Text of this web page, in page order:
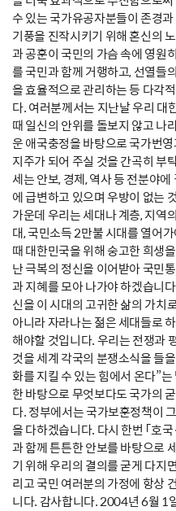
수 있는 국가유공자분들이 존경
기풍을 진작시키기 위해 혼신의
과 공훈이 국민의 가슴 속에 영원
를 국민과 함께 거행하고, 선열들
을 효율적으로 관리하는 등 다각
다. 여러분께서는 지난날 우리 대
때 일신의 안위를 돌보지 않고 나
운 애국충정을 바탕으로 국가번
지주가 되어 주실 것을 간곡히 부
세는 안보, 경제, 역사 등 전분야
에 급변하고 있으며 우방이 없는
가운데 우리는 세대나 계층, 지역
대, 국민소득 2만불 시대를 열어
때 대한민국을 위해 숭고한 희생
난 극복의 정신을 이어받아 국민
과 지혜를 모아 나가야 하겠습니
신을 이 시대의 고귀한 삶의 가치
아니라 자라나는 젊은 세대들로
해야할 것입니다. 우리는 전쟁과
것을 세계 각국의 분쟁소식을 들
화를 지킬 수 있는 힘에서 온다”
한 바탕으로 무엇보다도 국가의
다. 정부에서는 국가보훈정책이
을 다하겠습니다. 다시 한번 「호
과 함께 튼튼한 안보를 바탕으로
기 위해 우리의 결의를 굳게 다지
리고 국민 여러분의 가정에 항상
니다. 감사합니다. 2004년 6월 1